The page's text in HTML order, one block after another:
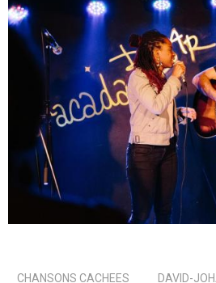
CHANSONS CACHEES DAVID-